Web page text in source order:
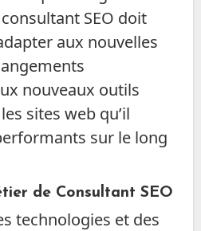
SEO doit
aux nouvelles
nouveaux outils
sites web qu’il
sur le long
de Consultant SEO
technologies et des